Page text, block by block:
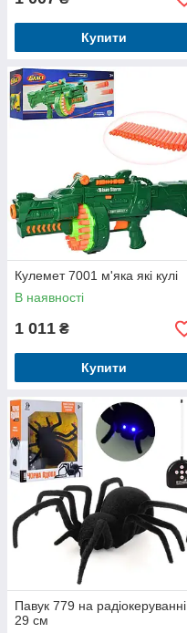
Купити
Кулемет 7001 м'яка які кулі
В наявності
1 011 ₴
Купити
Павук 779 на радіокеруванні
29 см